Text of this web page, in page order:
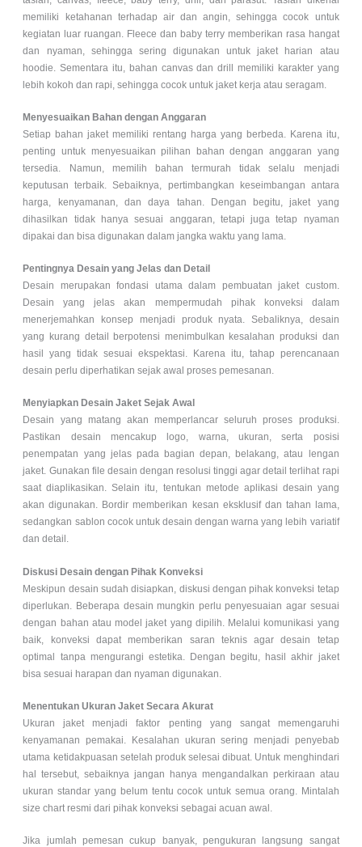
memiliki ketahanan terhadap air dan angin, sehingga cocok untuk
kegiatan luar ruangan. Fleece dan baby terry memberikan rasa hangat
dan nyaman, sehingga sering digunakan untuk jaket harian atau
hoodie. Sementara itu, bahan canvas dan drill memiliki karakter yang
lebih kokoh dan rapi, sehingga cocok untuk jaket kerja atau seragam.
Menyesuaikan Bahan dengan Anggaran
Setiap bahan jaket memiliki rentang harga yang berbeda. Karena itu,
penting untuk menyesuaikan pilihan bahan dengan anggaran yang
tersedia. Namun, memilih bahan termurah tidak selalu menjadi
keputusan terbaik. Sebaiknya, pertimbangkan keseimbangan antara
harga, kenyamanan, dan daya tahan. Dengan begitu, jaket yang
dihasilkan tidak hanya sesuai anggaran, tetapi juga tetap nyaman
dipakai dan bisa digunakan dalam jangka waktu yang lama.
Pentingnya Desain yang Jelas dan Detail
Desain merupakan fondasi utama dalam pembuatan jaket custom.
Desain yang jelas akan mempermudah pihak konveksi dalam
menerjemahkan konsep menjadi produk nyata. Sebaliknya, desain
yang kurang detail berpotensi menimbulkan kesalahan produksi dan
hasil yang tidak sesuai ekspektasi. Karena itu, tahap perencanaan
desain perlu diperhatikan sejak awal proses pemesanan.
Menyiapkan Desain Jaket Sejak Awal
Desain yang matang akan memperlancar seluruh proses produksi.
Pastikan desain mencakup logo, warna, ukuran, serta posisi
penempatan yang jelas pada bagian depan, belakang, atau lengan
jaket. Gunakan file desain dengan resolusi tinggi agar detail terlihat rapi
saat diaplikasikan. Selain itu, tentukan metode aplikasi desain yang
akan digunakan. Bordir memberikan kesan eksklusif dan tahan lama,
sedangkan sablon cocok untuk desain dengan warna yang lebih variatif
dan detail.
Diskusi Desain dengan Pihak Konveksi
Meskipun desain sudah disiapkan, diskusi dengan pihak konveksi tetap
diperlukan. Beberapa desain mungkin perlu penyesuaian agar sesuai
dengan bahan atau model jaket yang dipilih. Melalui komunikasi yang
baik, konveksi dapat memberikan saran teknis agar desain tetap
optimal tanpa mengurangi estetika. Dengan begitu, hasil akhir jaket
bisa sesuai harapan dan nyaman digunakan.
Menentukan Ukuran Jaket Secara Akurat
Ukuran jaket menjadi faktor penting yang sangat memengaruhi
kenyamanan pemakai. Kesalahan ukuran sering menjadi penyebab
utama ketidakpuasan setelah produk selesai dibuat. Untuk menghindari
hal tersebut, sebaiknya jangan hanya mengandalkan perkiraan atau
ukuran standar yang belum tentu cocok untuk semua orang. Mintalah
size chart resmi dari pihak konveksi sebagai acuan awal.
Jika jumlah pemesan cukup banyak, pengukuran langsung sangat